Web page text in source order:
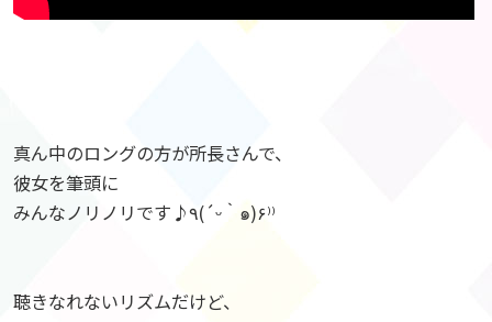
真ん中のロングの方が所長さんで、
彼女を筆頭に
みんなノリノリです♪٩(´ᵕ｀๑)۶⁾⁾
聴きなれないリズムだけど、